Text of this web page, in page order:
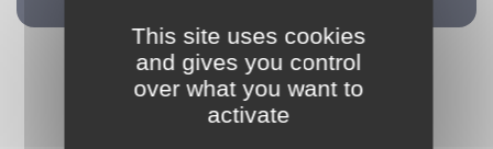
This site uses cookies
and gives you control
over what you want to
activate